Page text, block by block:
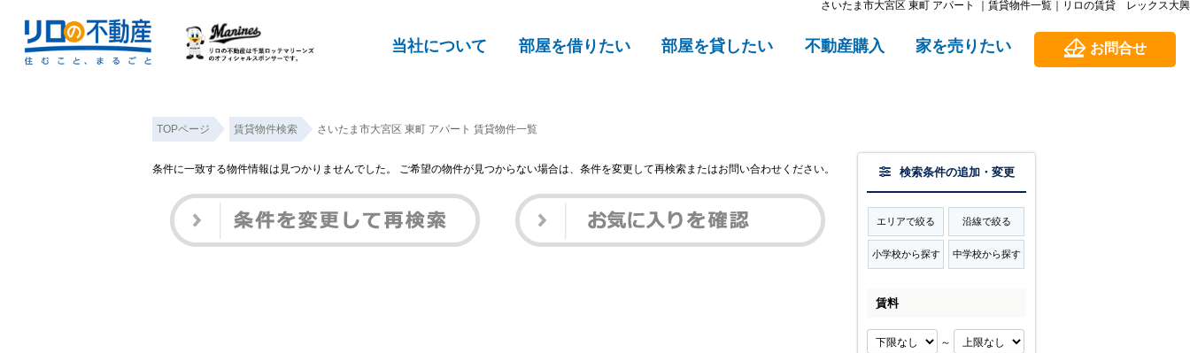
さいたま市大宮区 東町 アパート ｜賃貸物件一覧｜リロの賃貸 レックス大興
当社について 部屋を借りたい 部屋を貸したい 不動産購入 家を売りたい お問合せ
TOPページ 賃貸物件検索 さいたま市大宮区 東町 アパート 賃貸物件一覧
条件に一致する物件情報は見つかりませんでした。 ご希望の物件が見つからない場合は、条件を変更して再検索またはお問い合わせください。 検索条件の追加・変更
エリアで絞る 沿線で絞る
小学校から探す 中学校から探す
賃料
～